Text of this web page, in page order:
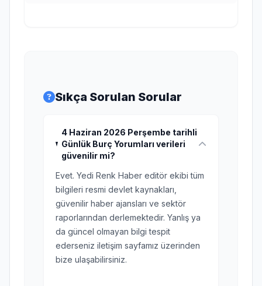
Sıkça Sorulan Sorular
4 Haziran 2026 Perşembe tarihli
Günlük Burç Yorumları verileri
güvenilir mi?
Evet. Yedi Renk Haber editör ekibi tüm
bilgileri resmi devlet kaynakları,
güvenilir haber ajansları ve sektör
raporlarından derlemektedir. Yanlış ya
da güncel olmayan bilgi tespit
ederseniz iletişim sayfamız üzerinden
bize ulaşabilirsiniz.